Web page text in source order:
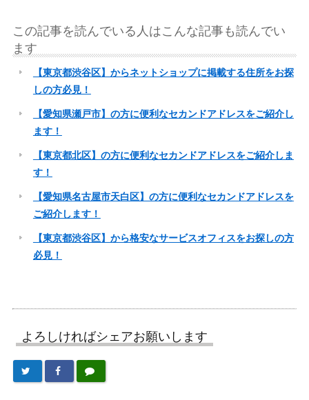
この記事を読んでいる人はこんな記事も読んでい
ます
【東京都渋谷区】からネットショップに掲載する住所をお探
しの方必見！
【愛知県瀬戸市】の方に便利なセカンドアドレスをご紹介し
ます！
【東京都北区】の方に便利なセカンドアドレスをご紹介しま
す！
【愛知県名古屋市天白区】の方に便利なセカンドアドレスを
ご紹介します！
【東京都渋谷区】から格安なサービスオフィスをお探しの方
必見！
よろしければシェアお願いします